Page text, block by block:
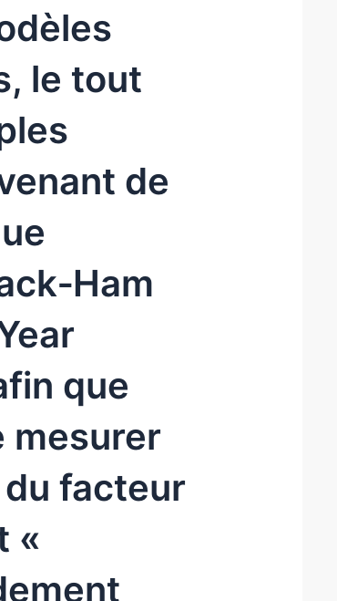
le tout
de
que
mesurer
facteur
«